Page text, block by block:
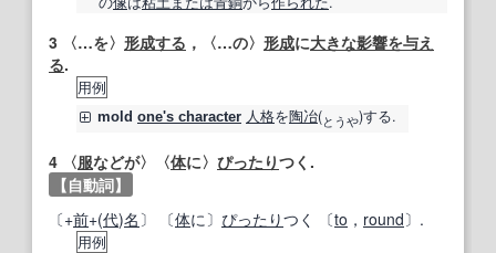
3 〈…を〉 形成する ，〈…の〉 形成に大きな影響を与え
る.
用例
mold one's character 人格を陶冶(と う や)する.
4 〈服などが〉〈体に〉 ぴったりつく.
【自動詞】
〔+前+(代)名 〕 〔体に〕 ぴったりつく 〔to ， round〕.
用例